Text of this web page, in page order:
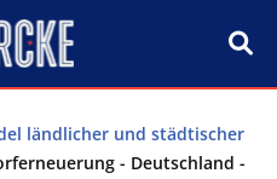
ländlicher und städtischer
- Deutschland -